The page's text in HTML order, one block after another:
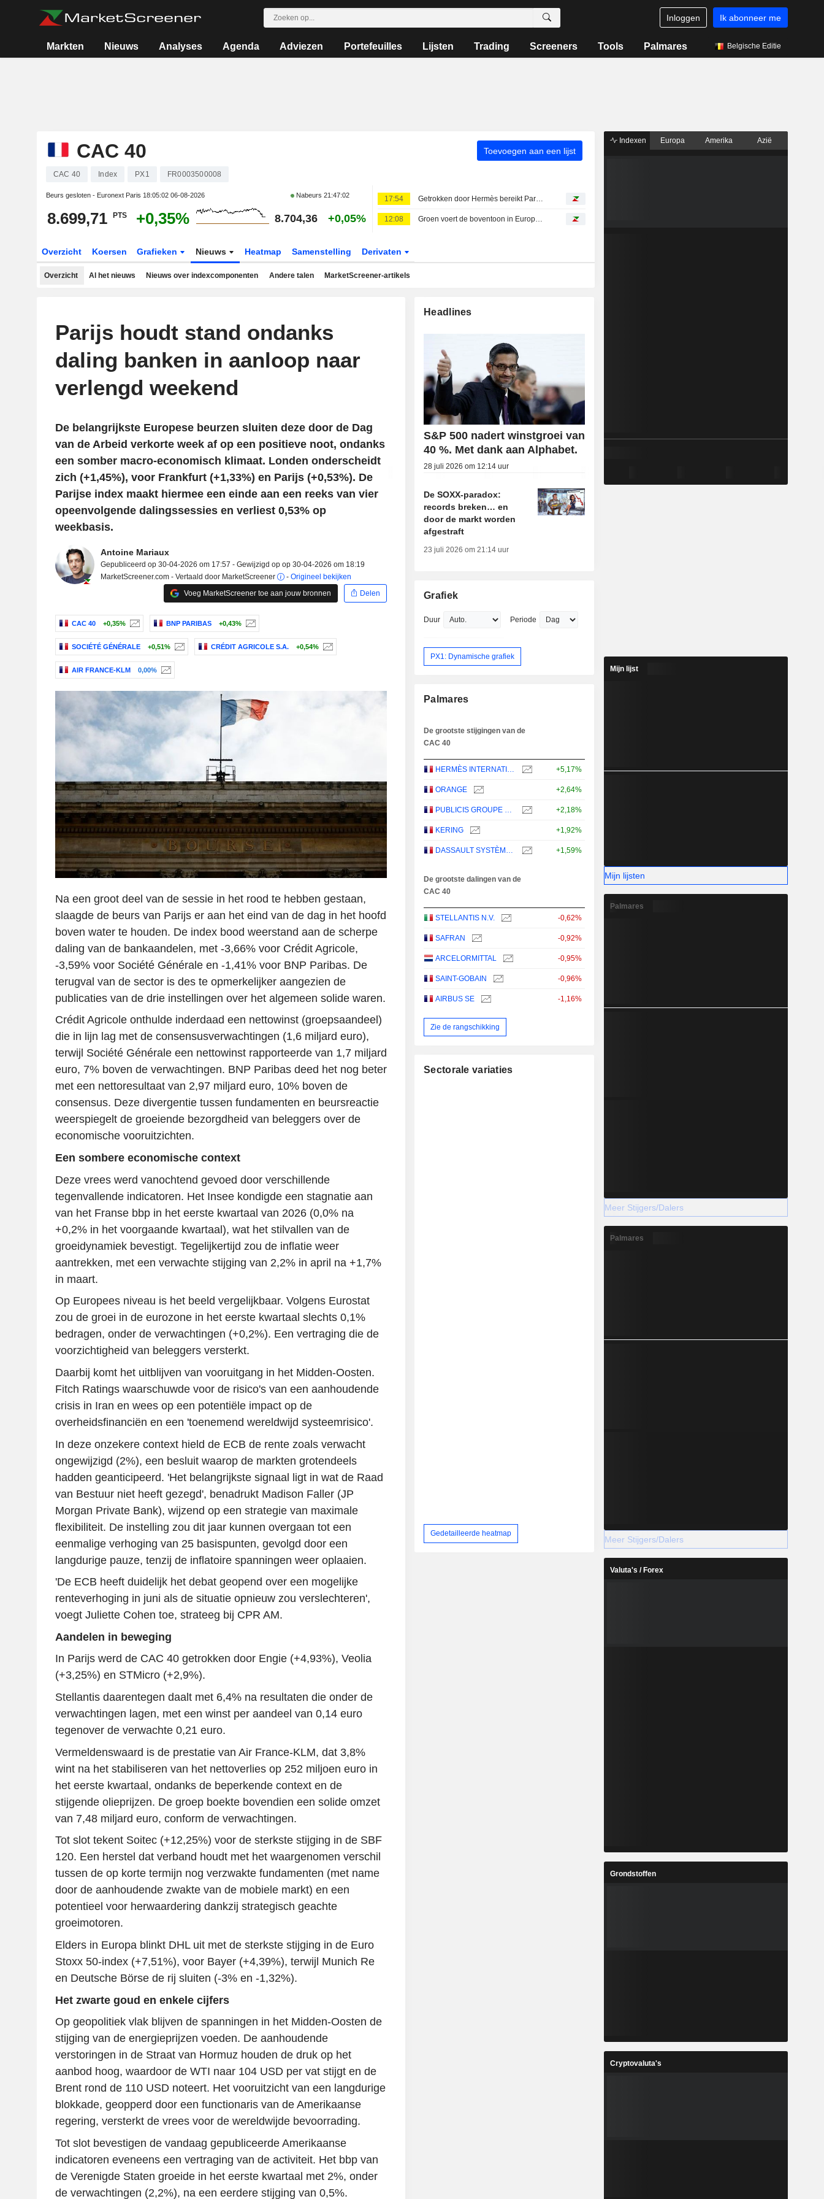
Inloggen Ik abonneer me
Markten Nieuws Analyses Agenda Adviezen Portefeuilles Lijsten Trading Screeners Tools Palmares Belgische Editie
CAC 40 Toevoegen aan een lijst
CAC 40 Index PX1 FR0003500008
Beurs gesloten - Euronext Paris 18:05:02 06-08-2026 Nabeurs21:47:02
8.699,71 PTS +0,35% 8.704,36 +0,05%
17:54 Getrokken door Hermès bereikt Parijs ongekende hoogten
12:08 Groen voert de boventoon in Europa te midden van lawine aan publicaties
Overzicht Koersen Grafieken Nieuws Heatmap Samenstelling Derivaten
Overzicht Al het nieuws Nieuws over indexcomponenten Andere talen MarketScreener-artikels
Parijs houdt stand ondanks
daling banken in aanloop naar
verlengd weekend
De belangrijkste Europese beurzen sluiten deze door de Dag
van de Arbeid verkorte week af op een positieve noot, ondanks
een somber macro-economisch klimaat. Londen onderscheidt
zich (+1,45%), voor Frankfurt (+1,33%) en Parijs (+0,53%). De
Parijse index maakt hiermee een einde aan een reeks van vier
opeenvolgende dalingssessies en verliest 0,53% op
weekbasis.
Antoine Mariaux
Gepubliceerd op 30-04-2026 om 17:57 - Gewijzigd op op 30-04-2026 om 18:19
MarketScreener.com - Vertaald door MarketScreener
- Origineel bekijken
Voeg MarketScreener toe aan jouw bronnen
Delen
CAC 40 +0,35% BNP PARIBAS +0,43%
SOCIÉTÉ GÉNÉRALE +0,51% CRÉDIT AGRICOLE S.A. +0,54%
AIR FRANCE-KLM 0,00%
Na een groot deel van de sessie in het rood te hebben gestaan,
slaagde de beurs van Parijs er aan het eind van de dag in het hoofd
boven water te houden. De index bood weerstand aan de scherpe
daling van de bankaandelen, met -3,66% voor Crédit Agricole,
-3,59% voor Société Générale en -1,41% voor BNP Paribas. De
terugval van de sector is des te opmerkelijker aangezien de
publicaties van de drie instellingen over het algemeen solide waren.
Crédit Agricole onthulde inderdaad een nettowinst (groepsaandeel)
die in lijn lag met de consensusverwachtingen (1,6 miljard euro),
terwijl Société Générale een nettowinst rapporteerde van 1,7 miljard
euro, 7% boven de verwachtingen. BNP Paribas deed het nog beter
met een nettoresultaat van 2,97 miljard euro, 10% boven de
consensus. Deze divergentie tussen fundamenten en beursreactie
weerspiegelt de groeiende bezorgdheid van beleggers over de
economische vooruitzichten.
Een sombere economische context
Deze vrees werd vanochtend gevoed door verschillende
tegenvallende indicatoren. Het Insee kondigde een stagnatie aan
van het Franse bbp in het eerste kwartaal van 2026 (0,0% na
+0,2% in het voorgaande kwartaal), wat het stilvallen van de
groeidynamiek bevestigt. Tegelijkertijd zou de inflatie weer
aantrekken, met een verwachte stijging van 2,2% in april na +1,7%
in maart.
Op Europees niveau is het beeld vergelijkbaar. Volgens Eurostat
zou de groei in de eurozone in het eerste kwartaal slechts 0,1%
bedragen, onder de verwachtingen (+0,2%). Een vertraging die de
voorzichtigheid van beleggers versterkt.
Daarbij komt het uitblijven van vooruitgang in het Midden-Oosten.
Fitch Ratings waarschuwde voor de risico's van een aanhoudende
crisis in Iran en wees op een potentiële impact op de
overheidsfinanciën en een 'toenemend wereldwijd systeemrisico'.
In deze onzekere context hield de ECB de rente zoals verwacht
ongewijzigd (2%), een besluit waarop de markten grotendeels
hadden geanticipeerd. 'Het belangrijkste signaal ligt in wat de Raad
van Bestuur niet heeft gezegd', benadrukt Madison Faller (JP
Morgan Private Bank), wijzend op een strategie van maximale
flexibiliteit. De instelling zou dit jaar kunnen overgaan tot een
eenmalige verhoging van 25 basispunten, gevolgd door een
langdurige pauze, tenzij de inflatoire spanningen weer oplaaien.
'De ECB heeft duidelijk het debat geopend over een mogelijke
renteverhoging in juni als de situatie opnieuw zou verslechteren',
voegt Juliette Cohen toe, strateeg bij CPR AM.
Aandelen in beweging
In Parijs werd de CAC 40 getrokken door Engie (+4,93%), Veolia
(+3,25%) en STMicro (+2,9%).
Stellantis daarentegen daalt met 6,4% na resultaten die onder de
verwachtingen lagen, met een winst per aandeel van 0,14 euro
tegenover de verwachte 0,21 euro.
Vermeldenswaard is de prestatie van Air France-KLM, dat 3,8%
wint na het stabiliseren van het nettoverlies op 252 miljoen euro in
het eerste kwartaal, ondanks de beperkende context en de
stijgende olieprijzen. De groep boekte bovendien een solide omzet
van 7,48 miljard euro, conform de verwachtingen.
Tot slot tekent Soitec (+12,25%) voor de sterkste stijging in de SBF
120. Een herstel dat verband houdt met het waargenomen verschil
tussen de op korte termijn nog verzwakte fundamenten (met name
door de aanhoudende zwakte van de mobiele markt) en een
potentieel voor herwaardering dankzij strategisch geachte
groeimotoren.
Elders in Europa blinkt DHL uit met de sterkste stijging in de Euro
Stoxx 50-index (+7,51%), voor Bayer (+4,39%), terwijl Munich Re
en Deutsche Börse de rij sluiten (-3% en -1,32%).
Het zwarte goud en enkele cijfers
Op geopolitiek vlak blijven de spanningen in het Midden-Oosten de
stijging van de energieprijzen voeden. De aanhoudende
verstoringen in de Straat van Hormuz houden de druk op het
aanbod hoog, waardoor de WTI naar 104 USD per vat stijgt en de
Brent rond de 110 USD noteert. Het vooruitzicht van een langdurige
blokkade, geopperd door een functionaris van de Amerikaanse
regering, versterkt de vrees voor de wereldwijde bevoorrading.
Tot slot bevestigen de vandaag gepubliceerde Amerikaanse
indicatoren eveneens een vertraging van de activiteit. Het bbp van
de Verenigde Staten groeide in het eerste kwartaal met 2%, onder
de verwachtingen (2,2%), na een eerdere stijging van 0,5%.
Headlines
S&P 500 nadert winstgroei van
40 %. Met dank aan Alphabet.
28 juli 2026 om 12:14 uur
De SOXX-paradox:
records breken… en
door de markt worden
afgestraft
23 juli 2026 om 21:14 uur
Grafiek
Duur Periode
PX1: Dynamische grafiek
Palmares
De grootste stijgingen van de
CAC 40
HERMÈS INTERNATIONAL +5,17%
ORANGE +2,64%
PUBLICIS GROUPE S.A. +2,18%
KERING +1,92%
DASSAULT SYSTÈMES SE +1,59%
De grootste dalingen van de
CAC 40
STELLANTIS N.V. -0,62%
SAFRAN -0,92%
ARCELORMITTAL -0,95%
SAINT-GOBAIN -0,96%
AIRBUS SE -1,16%
Zie de rangschikking
Sectorale variaties
Gedetailleerde heatmap
Indexen Europa Amerika Azië
Mijn lijst
Mijn lijsten
Palmares
Meer Stijgers/Dalers
Palmares
Meer Stijgers/Dalers
Valuta's / Forex
Grondstoffen
Cryptovaluta's